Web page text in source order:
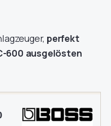
perfekt
600 ausgelösten